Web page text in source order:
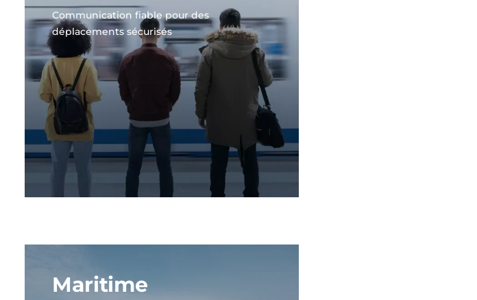
Communication fiable pour des
déplacements sécurisés
Maritime